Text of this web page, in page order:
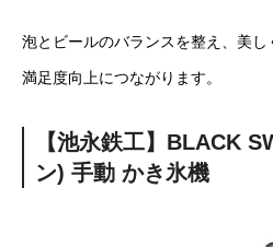
泡とビールのバランスを整え、美
満足度向上につながります。
【池永鉄工】BLACK
ン) 手動 かき氷機